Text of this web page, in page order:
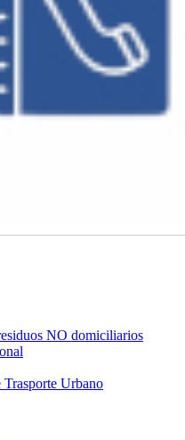
NO domiciliarios
Urbano